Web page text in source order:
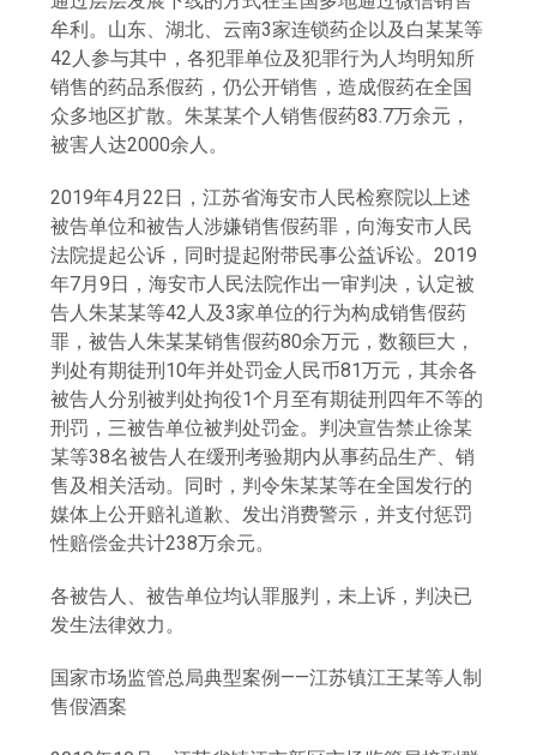
牟利。山东、湖北、云南3家连锁药企以及白某某等
42人参与其中，各犯罪单位及犯罪行为人均明知所
销售的药品系假药，仍公开销售，造成假药在全国
众多地区扩散。朱某某个人销售假药83.7万余元，
被害人达2000余人。
2019年4月22日，江苏省海安市人民检察院以上述
被告单位和被告人涉嫌销售假药罪，向海安市人民
法院提起公诉，同时提起附带民事公益诉讼。2019
年7月9日，海安市人民法院作出一审判决，认定被
告人朱某某等42人及3家单位的行为构成销售假药
罪，被告人朱某某销售假药80余万元，数额巨大，
判处有期徒刑10年并处罚金人民币81万元，其余各
被告人分别被判处拘役1个月至有期徒刑四年不等的
刑罚，三被告单位被判处罚金。判决宣告禁止徐某
某等38名被告人在缓刑考验期内从事药品生产、销
售及相关活动。同时，判令朱某某等在全国发行的
媒体上公开赔礼道歉、发出消费警示，并支付惩罚
性赔偿金共计238万余元。
各被告人、被告单位均认罪服判，未上诉，判决已
发生法律效力。
国家市场监管总局典型案例——江苏镇江王某等人制
售假酒案